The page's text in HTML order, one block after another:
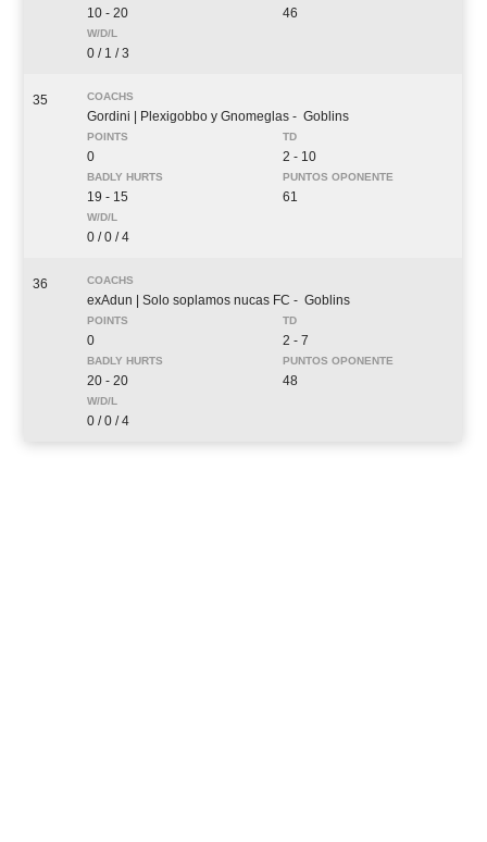
10 - 20 46
0 / 1 / 3
35
Gordini | Plexigobbo y Gnomeglas - Goblins
0 2 - 10
19 - 15 61
0 / 0 / 4
36
exAdun | Solo soplamos nucas FC - Goblins
0 2 - 7
20 - 20 48
0 / 0 / 4